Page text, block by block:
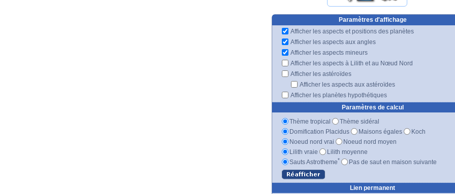
Paramètres d'affichage
Afficher les aspects et positions des planètes
Afficher les aspects aux angles
Afficher les aspects mineurs
Afficher les aspects à Lilith et au Nœud Nord
Afficher les astéroïdes
Afficher les aspects aux astéroïdes
Afficher les planètes hypothétiques
Paramètres de calcul
Thème tropical
Thème sidéral
Domification Placidus
Maisons égales
Koch
Noeud nord vrai
Noeud nord moyen
Lilith vraie
Lilith moyenne
Sauts Astrotheme* Pas de saut en maison suivante
Lien permanent